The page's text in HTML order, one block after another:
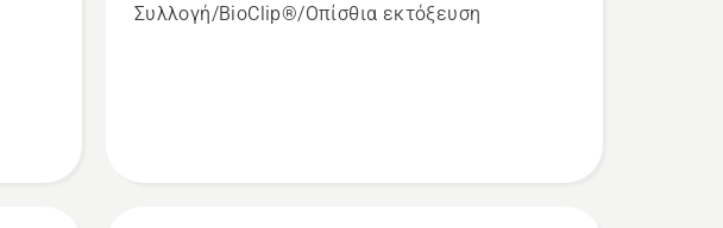
Συλλογή/BioClip®/Οπίσθια εκτόξευση